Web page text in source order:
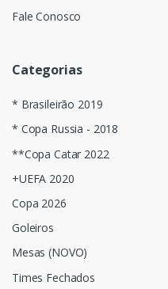
Fale Conosco
Categorias
* Brasileirão 2019
* Copa Russia - 2018
**Copa Catar 2022
+UEFA 2020
Copa 2026
Goleiros
Mesas (NOVO)
Times Fechados